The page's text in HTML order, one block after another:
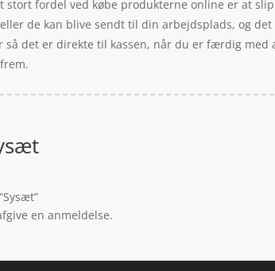
stort fordel ved købe produkterne online er at
de kan blive sendt til din arbejdsplads, og
så det er direkte til kassen, når du er færdig
en anmeldelse.